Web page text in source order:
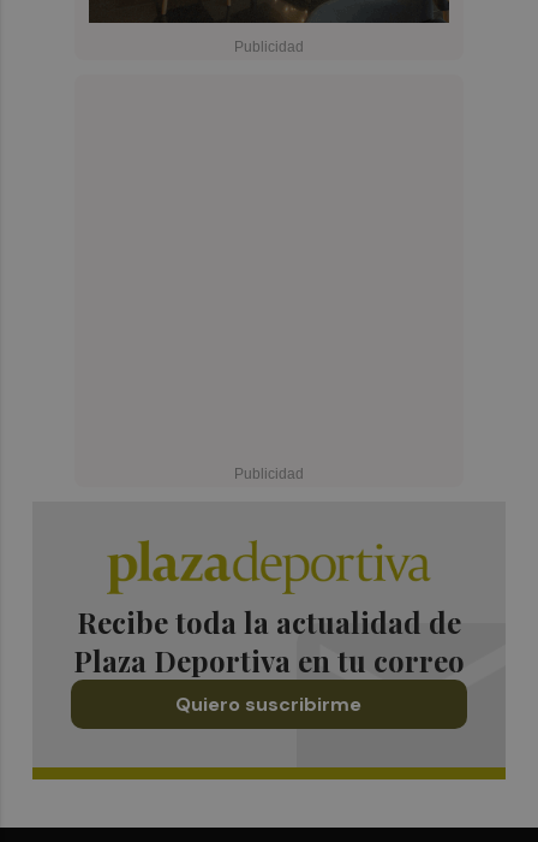
Recibe toda la actualidad de
Plaza Deportiva en tu correo
Quiero suscribirme